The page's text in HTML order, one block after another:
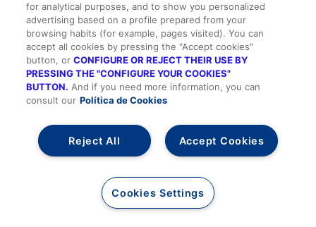
Oriente Medio pesa, pero no frena el
mercado residencial
mayo 15, 2026
La dualidad de los mercados muestra su
verdadera cara
Comunica, transmite, conecta con tu
for analytical purposes, and to show you personalized
advertising based on a profile prepared from your
browsing habits (for example, pages visited). You can
accept all cookies by pressing the "Accept cookies"
button, orCONFIGURE OR REJECT THEIR USE BY
PRESSING THE "CONFIGURE YOUR COOKIES"
BUTTON. And if you need more information, you can
consult our Política de Cookies
Accept Cookies
Reject All
Cookies Settings